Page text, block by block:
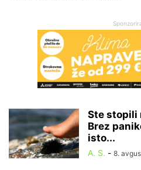
Ste stopili
Brez
isto...
A. S. - 8.